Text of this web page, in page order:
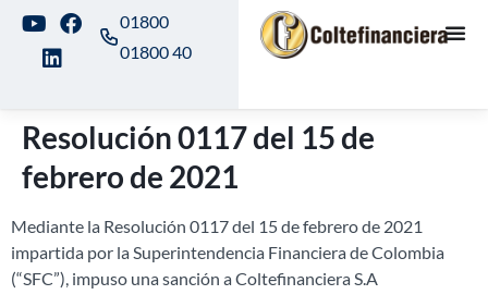
01800
01800 40
Resolución 0117 del 15 de
febrero de 2021
Mediante la Resolución 0117 del 15 de febrero de 2021
impartida por la Superintendencia Financiera de Colombia
(“SFC”), impuso una sanción a Coltefinanciera S.A